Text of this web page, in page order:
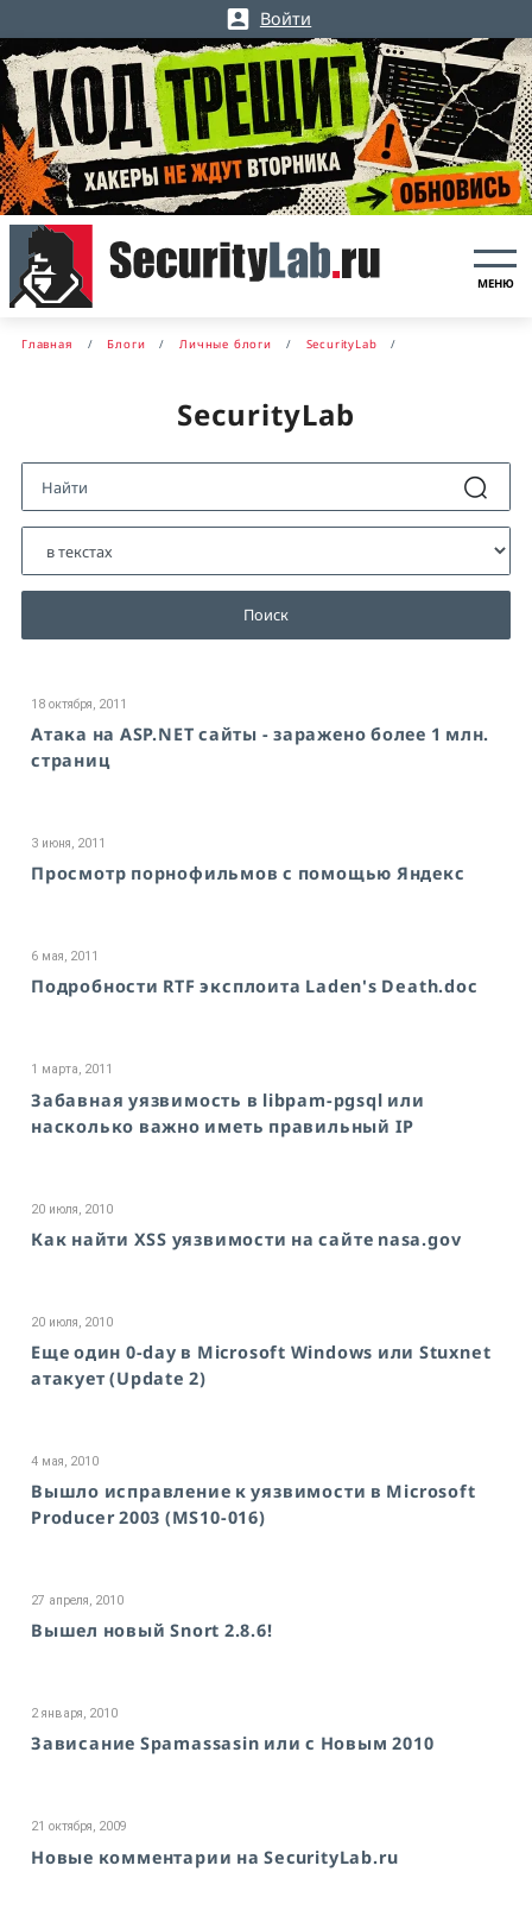
Войти
МЕНЮ
Главная Блоги Личные блоги SecurityLab
SecurityLab
Поиск
18 октября, 2011
Атака на ASP.NET сайты - заражено более 1 млн.
страниц
3 июня, 2011
Просмотр порнофильмов с помощью Яндекс
6 мая, 2011
Подробности RTF эксплоита Laden's Death.doc
1 марта, 2011
Забавная уязвимость в libpam-pgsql или
насколько важно иметь правильный IP
20 июля, 2010
Как найти XSS уязвимости на сайте nasa.gov
20 июля, 2010
Еще один 0-day в Microsoft Windows или Stuxnet
атакует (Update 2)
4 мая, 2010
Вышло исправление к уязвимости в Microsoft
Producer 2003 (MS10-016)
27 апреля, 2010
Вышел новый Snort 2.8.6!
2 января, 2010
Зависание Spamassasin или с Новым 2010
21 октября, 2009
Новые комментарии на SecurityLab.ru